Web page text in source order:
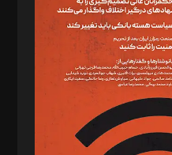
یسنا امان‌پور، سروش کرمیان،